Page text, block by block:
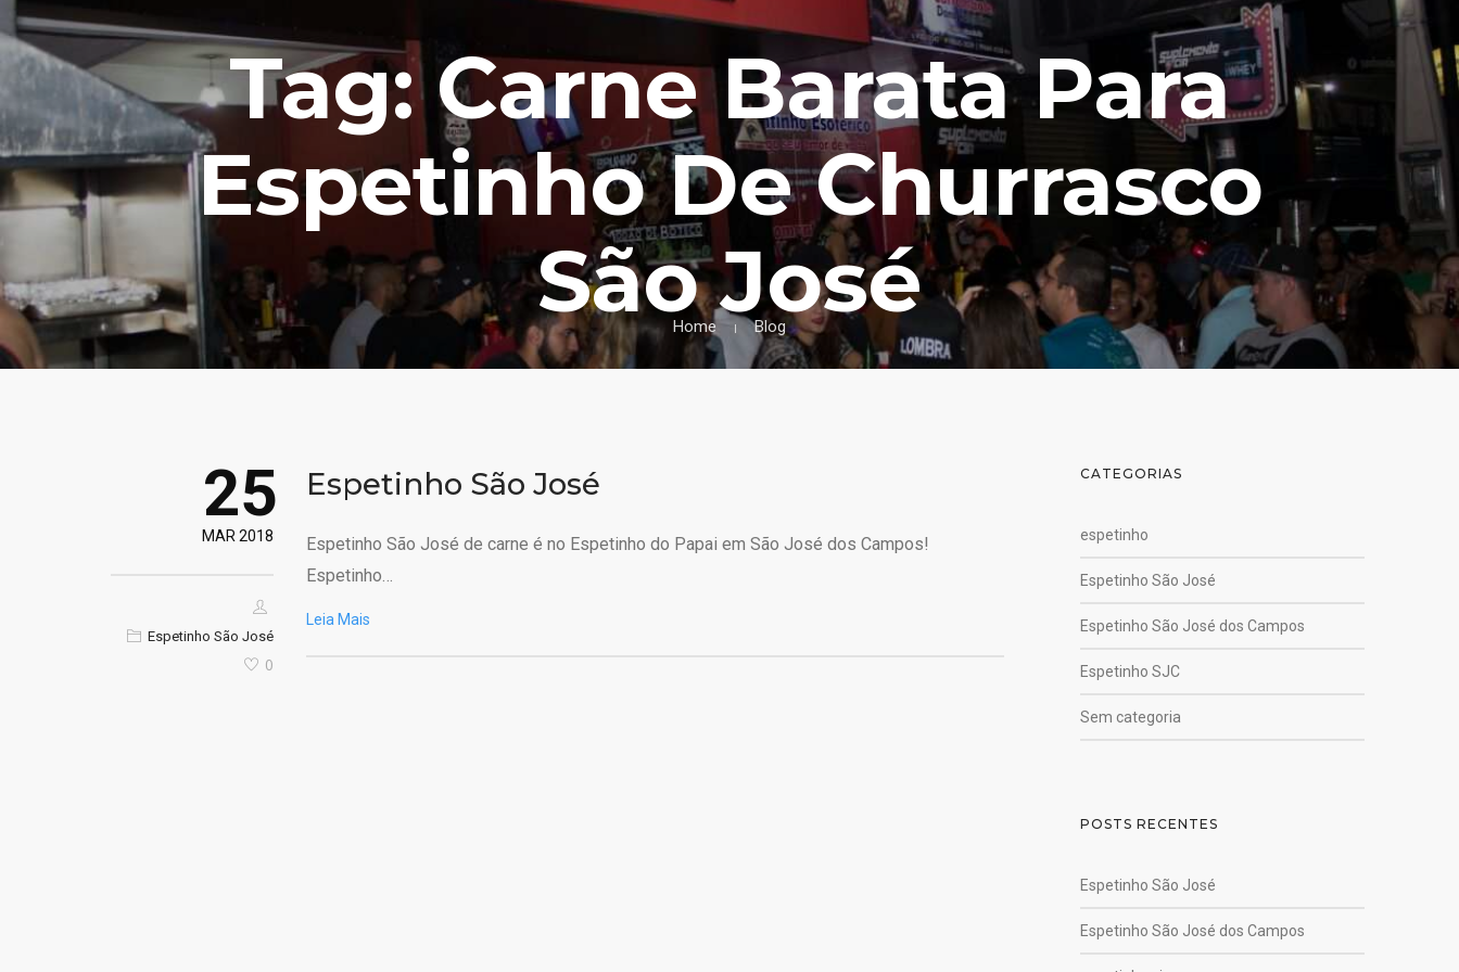
Tag: Carne Barata Para
Espetinho De Churrasco
São José
Home Blog
25
MAR 2018
Espetinho São José
0
Espetinho São José
Espetinho São José de carne é no Espetinho do Papai em São José dos Campos!
Espetinho…
Leia Mais
CATEGORIAS
espetinho
Espetinho São José
Espetinho São José dos Campos
Espetinho SJC
Sem categoria
POSTS RECENTES
Espetinho São José
Espetinho São José dos Campos